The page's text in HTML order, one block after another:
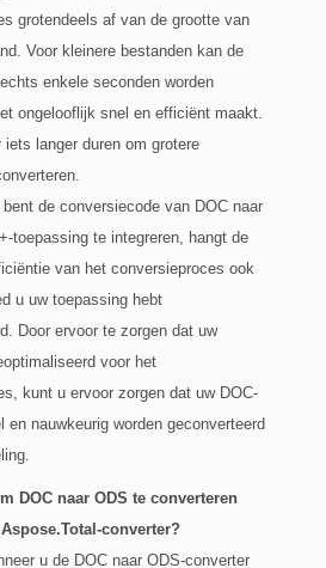
grotendeels af van de grootte van
Voor kleinere bestanden kan de
enkele seconden worden
ongelooflijk snel en efficiënt maakt.
iets langer duren om grotere
de conversiecode van DOC naar
toepassing te integreren, hangt de
van het conversieproces ook
u uw toepassing hebt
Door ervoor te zorgen dat uw
voor het
kunt u ervoor zorgen dat uw DOC-
en nauwkeurig worden geconverteerd
DOC naar ODS te converteren
converter?
u de DOC naar ODS-converter